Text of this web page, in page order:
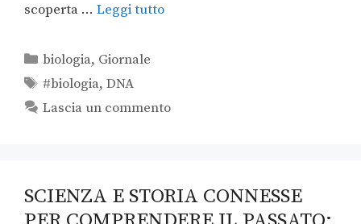
scoperta … Leggi tutto
biologia, Giornale
#biologia,DNA
Lascia un commento
SCIENZA E STORIA CONNESSE